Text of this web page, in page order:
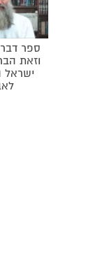
ספר
וזאת
ישראל